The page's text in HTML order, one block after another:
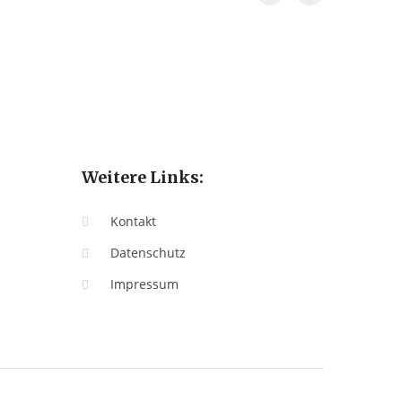
Weitere Links:
Kontakt
Datenschutz
Impressum